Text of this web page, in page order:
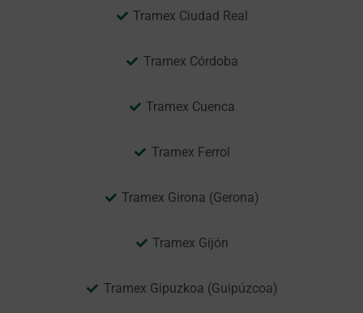
Tramex Ciudad Real
Tramex Córdoba
Tramex Cuenca
Tramex Ferrol
Tramex Girona (Gerona)
Tramex Gijón
Tramex Gipuzkoa (Guipúzcoa)